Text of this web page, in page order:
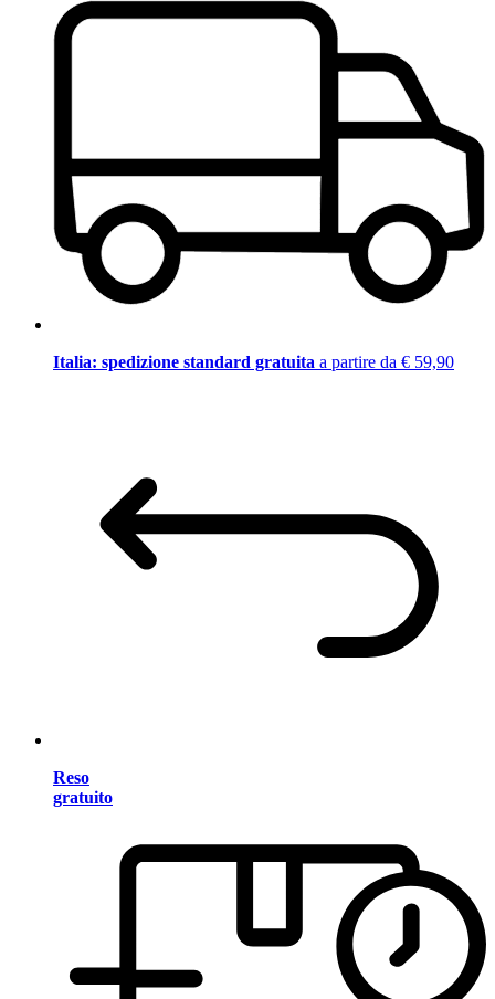
Italia: spedizione standard gratuita a partire da € 59,90
Reso
gratuito